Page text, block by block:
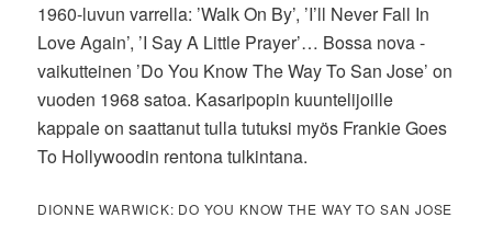
1960-luvun varrella: ’Walk On By’, ’I’ll Never Fall In
Love Again’, ’I Say A Little Prayer’… Bossa nova -
vaikutteinen ’Do You Know The Way To San Jose’ on
vuoden 1968 satoa. Kasaripopin kuuntelijoille
kappale on saattanut tulla tutuksi myös Frankie Goes
To Hollywoodin rentona tulkintana.
DIONNE WARWICK: DO YOU KNOW THE WAY TO SAN JOSE